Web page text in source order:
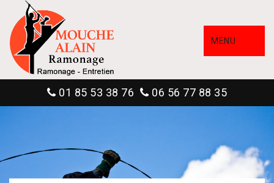
MENU
01 85 53 38 76 06 56 77 88 35